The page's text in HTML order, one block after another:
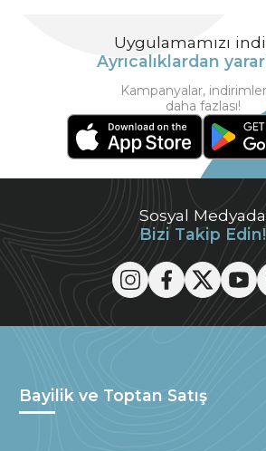
Sosyal Medyada
Bizi Takip Edin!
Uygulamamızı
Ayrıcalıklardan
Kampanyalar,
daha fazlası!
Bayilik ve Toptan Satış